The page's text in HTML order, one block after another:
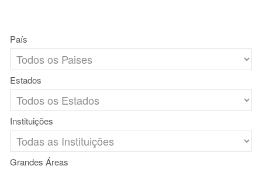
País
Estados
Instituições
Grandes Áreas